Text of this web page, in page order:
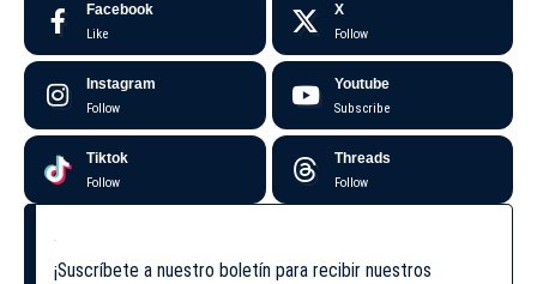
Facebook
Like
X
Follow
Instagram
Follow
Youtube
Subscribe
Tiktok
Follow
Threads
Follow
¡Suscríbete a nuestro boletín para recibir nuestros